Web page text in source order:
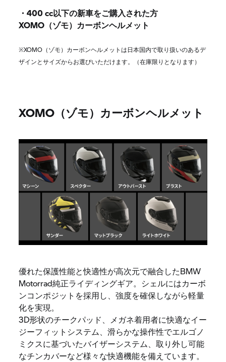
・400 cc以下の新車をご購入された方
XOMO（ゾモ）カーボンヘルメット
※XOMO（ゾモ）カーボンヘルメットは日本国内で取り扱いのあるデ
ザインとサイズからお選びいただけます。（在庫限りとなります）
XOMO（ゾモ）カーボンヘルメット
優れた保護性能と快適性が高次元で融合したBMW
Motorrad純正ライディングギア。シェルにはカーボ
ンコンポジットを採用し、強度を確保しながら軽量
化を実現。
3D形状のチークパッド、メガネ着用者に快適なイー
ジーフィットシステム、滑らかな操作性でエルゴノ
ミクスに基づいたバイザーシステム、取り外し可能
なチンカバーなど様々な快適機能を備えています。